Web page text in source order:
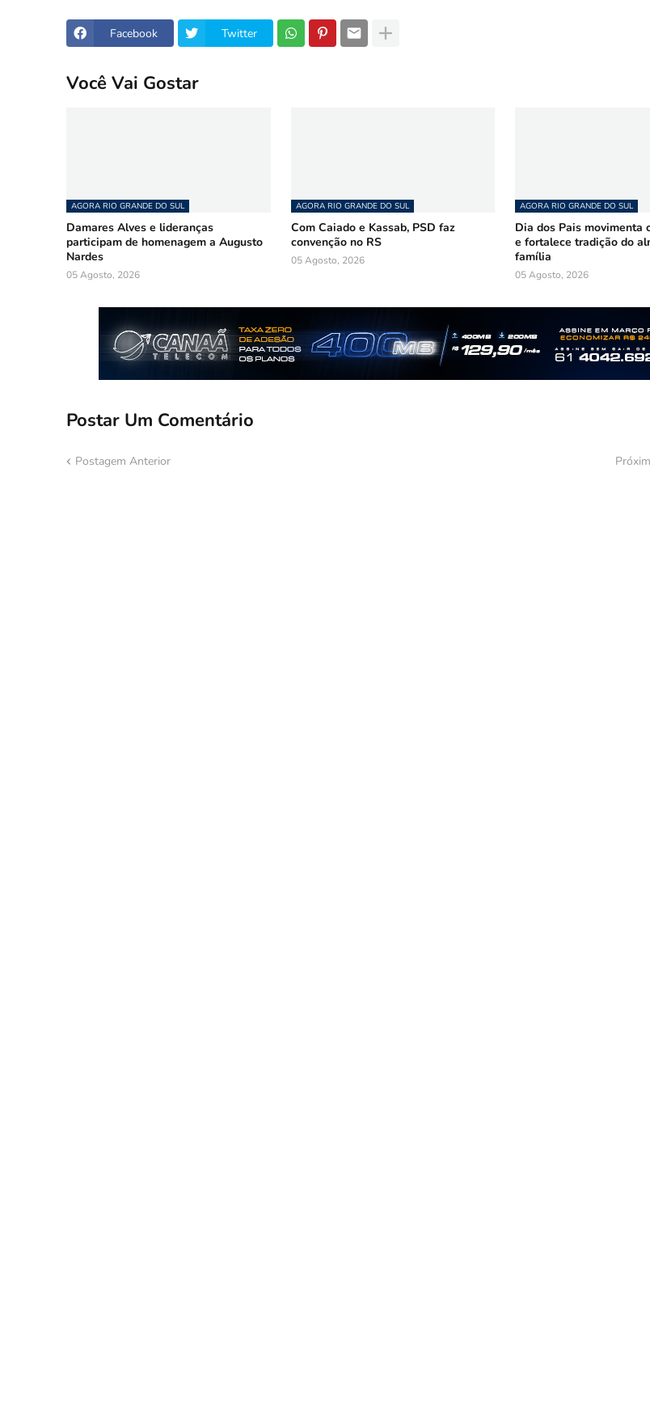
Facebook Twitter
Você Vai Gostar
AGORA RIO GRANDE DO SUL
Damares Alves e lideranças
participam de homenagem a Augusto
Nardes
05 Agosto, 2026
AGORA RIO GRANDE DO SUL
Com Caiado e Kassab, PSD faz
convenção no RS
05 Agosto, 2026
AGORA RIO GRANDE DO SUL
Dia dos Pais movimenta
e fortalece tradição do
família
05 Agosto, 2026
Postar Um Comentário
Postagem Anterior